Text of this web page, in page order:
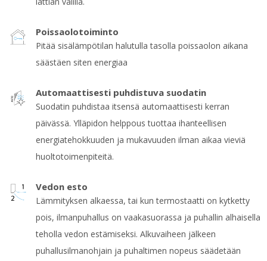
Poissaolotoiminto
Pitää sisälämpötilan halutulla tasolla poissaolon aikana
säästäen siten energiaa
Automaattisesti puhdistuva suodatin
Suodatin puhdistaa itsensä automaattisesti kerran
päivässä. Ylläpidon helppous tuottaa ihanteellisen
energiatehokkuuden ja mukavuuden ilman aikaa vieviä
huoltotoimenpiteitä.
Vedon esto
Lämmityksen alkaessa, tai kun termostaatti on kytketty
pois, ilmanpuhallus on vaakasuorassa ja puhallin alhaisella
teholla vedon estämiseksi. Alkuvaiheen jälkeen
puhallusilmanohjain ja puhaltimen nopeus säädetään